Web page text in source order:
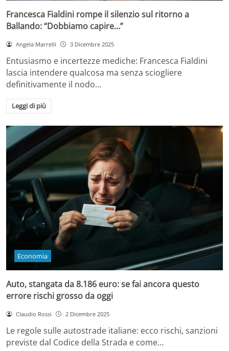
Francesca Fialdini rompe il silenzio sul ritorno a
Ballando: “Dobbiamo capire…”
Angela Marrelli 3 Dicembre 2025
Entusiasmo e incertezze mediche: Francesca Fialdini
lascia intendere qualcosa ma senza sciogliere
definitivamente il nodo…
Leggi di più
Economia
Auto, stangata da 8.186 euro: se fai ancora questo
errore rischi grosso da oggi
Claudio Rossi 2 Dicembre 2025
Le regole sulle autostrade italiane: ecco rischi, sanzioni
previste dal Codice della Strada e come…